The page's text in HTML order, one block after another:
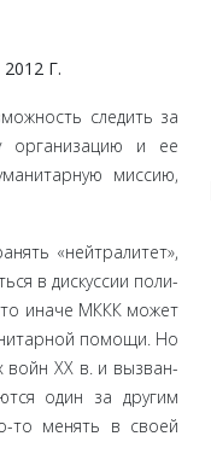
Г.
следить за
организацию и ее
миссию,
«нейтралитет»,
в дискуссии поли­
иначе МККК может
помощи. Но
войн ХХ в. и вызван­
один за другим
то менять в своей